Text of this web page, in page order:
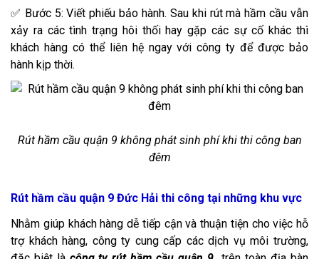
✅ Bước 5: Viết phiếu bảo hành. Sau khi rút mà hầm cầu vẫn
xảy ra các tình trạng hôi thối hay gặp các sự cố khác thì
khách hàng có thể liên hệ ngay với công ty để được bảo
hành kịp thời.
Rút hầm cầu quận 9 không phát sinh phí khi thi công ban
đêm
Rút hầm cầu quận 9 Đức Hải thi công tại những khu vực
Nhằm giúp khách hàng dễ tiếp cận và thuận tiện cho việc hỗ
trợ khách hàng, công ty cung cấp các dịch vụ môi trường,